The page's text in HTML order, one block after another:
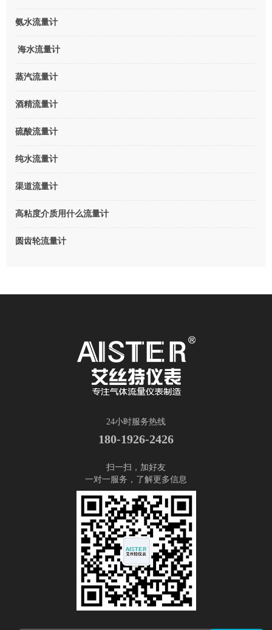
氨水流量计
海水流量计
蒸汽流量计
酒精流量计
硫酸流量计
纯水流量计
渠道流量计
高粘度介质用什么流量计
圆齿轮流量计
24小时服务热线
180-1926-2426
扫一扫，加好友
一对一服务，了解更多信息